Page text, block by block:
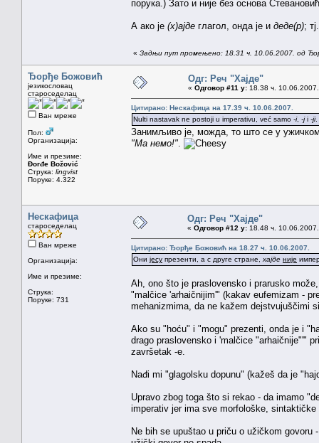
порука.) Зато и није без основа
А ако је (х)ајде глагол, онда је и деде(р);
« Задњи пут промењено: 18.31 ч. 10.06.2007. од
Ђорђе Божовић
језикословац
староседелац
Ван мреже
Пол:
Организација:
Име и презиме:
Đorđe Božović
Струка: lingvist
Поруке: 4.322
Одг: Реч "Хајде"
« Одговор #11 у: 18.38 ч.
Цитирано: Нескафица на 17.39 ч. 10.06.2007.
Nulti nastavak ne postoji u imperativu, već samo -i, -ji -ji.
Занимљиво је, можда, то што се у
"Ма немо!"
Нескафица
староседелац
Ван мреже
Организација:
Име и презиме:
Струка:
Поруке: 731
Одг: Реч "Хајде"
« Одговор #12 у: 18.48 ч.
Цитирано: Ђорђе Божовић на 18.27 ч. 10.06.2007.
Они јесу презенти, а с друге стране, хајде није
Ah, ono što je praslovensko i prarusko
"malčice 'arhaičnijim'" (kakav eufemizam -
mehanizmima, da ne kažem dejstvujuščimi
Ako su "hoću" i "mogu" prezenti, onda je i
drago praslovensko i 'malčice "arhaičnije"'"
završetak -e.
Nađi mi "glagolsku dopunu" (kažeš da je
Upravo zbog toga što si rekao - da imamo
imperativ jer ima sve morfološke,
Ne bih se upuštao u priču o užičkom govoru